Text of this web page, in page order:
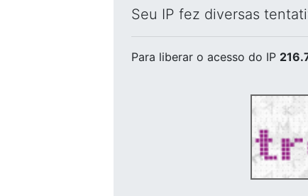
Seu IP fez diversas
Para liberar o acesso do IP